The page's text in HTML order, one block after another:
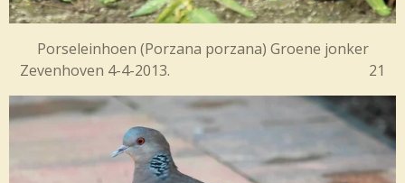
Porseleinhoen (Porzana porzana) Groene jonker
Zevenhoven 4-4-2013. 21